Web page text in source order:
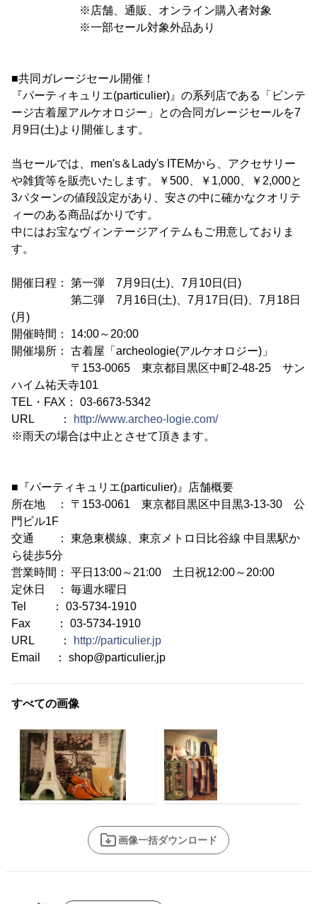
※店舗、通販、オンライン購入者対象
※一部セール対象外品あり
■共同ガレージセール開催！
『パーティキュリエ(particulier)』の系列店である「ビンテ
ージ古着屋アルケオロジー」との合同ガレージセールを7
月9日(土)より開催します。
当セールでは、men's＆Lady's ITEMから、アクセサリー
や雑貨等を販売いたします。￥500、￥1,000、￥2,000と
3パターンの値段設定があり、安さの中に確かなクオリテ
ィーのある商品ばかりです。
中にはお宝なヴィンテージアイテムもご用意しておりま
す。
開催日程： 第一弾 7月9日(土)、7月10日(日)
第二弾 7月16日(土)、7月17日(日)、7月18日
(月)
開催時間： 14:00～20:00
開催場所： 古着屋「archeologie(アルケオロジー)」
〒153-0065 東京都目黒区中町2-48-25 サン
ハイム祐天寺101
TEL・FAX： 03-6673-5342
URL ：
http://www.archeo-logie.com/
※雨天の場合は中止とさせて頂きます。
■『パーティキュリエ(particulier)』店舗概要
所在地 ： 〒153-0061 東京都目黒区中目黒3-13-30 公
門ビル1F
交通 ： 東急東横線、東京メトロ日比谷線 中目黒駅か
ら徒歩5分
営業時間： 平日13:00～21:00 土日祝12:00～20:00
定休日 ： 毎週水曜日
Tel ： 03-5734-1910
Fax ： 03-5734-1910
URL ：
http://particulier.jp
Email ： shop@particulier.jp
すべての画像
画像一括ダウンロード